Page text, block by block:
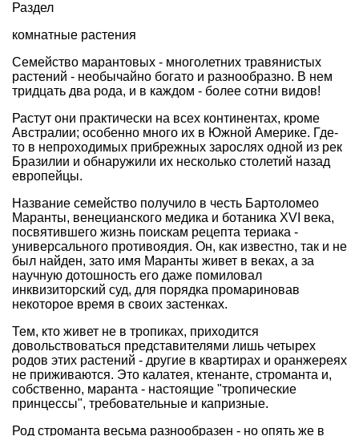
Раздел
комнатные растения
Семейство марантовых - многолетних травянистых
растений - необычайно богато и разнообразно. В нем
тридцать два рода, и в каждом - более сотни видов!
Растут они практически на всех континентах, кроме
Австралии; особенно много их в Южной Америке. Где-
то в непроходимых прибрежных зарослях одной из рек
Бразилии и обнаружили их несколько столетий назад
европейцы.
Название семейство получило в честь Бартоломео
Маранты, венецианского медика и ботаника XVI века,
посвятившего жизнь поискам рецепта териака -
универсального противоядия. Он, как известно, так и не
был найден, зато имя Маранты живет в веках, а за
научную дотошность его даже помиловал
инквизиторский суд, для порядка промариновав
некоторое время в своих застенках.
Тем, кто живет не в тропиках, приходится
довольствоваться представителями лишь четырех
родов этих растений - другие в квартирах и оранжереях
не приживаются. Это калатея, ктенанте, строманта и,
собственно, маранта - настоящие "тропические
принцессы", требовательные и капризные.
Род строманта весьма разнообразен - но опять же в